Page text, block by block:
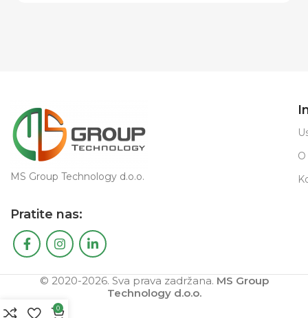
MS Group Technology d.o.o.
Pratite nas:
© 2020-2026. Sva prava zadržana. MS Group
Technology d.o.o.
0